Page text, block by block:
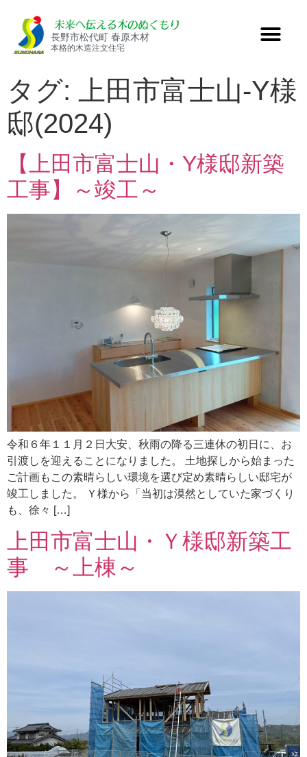
長野市松代町 春原木材
本格的木造注文住宅
タグ:
上田市富士山-Y様
邸(2024)
【上田市富士山・Y様邸新築
工事】～竣工～
令和６年１１月２日大安、秋雨の降る三連休の初日に、お
引渡しを迎えることになりました。 土地探しから始まった
ご計画もこの素晴らしい環境を選び定め素晴らしい邸宅が
竣工しました。 Ｙ様から「当初は漠然としていた家づくり
も、徐々 […]
上田市富士山・Ｙ様邸新築工
事 ～上棟～